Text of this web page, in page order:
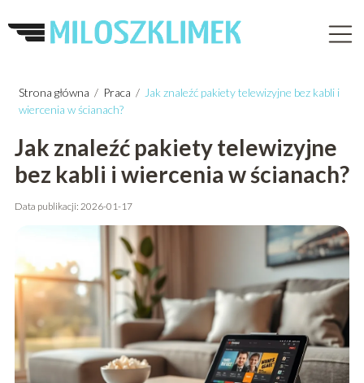
Strona główna / Praca / Jak znaleźć pakiety telewizyjne bez kabli i
wiercenia w ścianach?
Jak znaleźć pakiety telewizyjne
bez kabli i wiercenia w ścianach?
Data publikacji: 2026-01-17